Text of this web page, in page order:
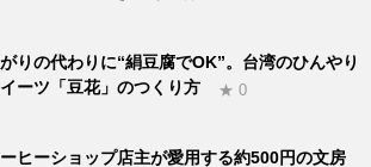
りの代わりに“絹豆腐でOK”。台湾のひんやり
ーツ「豆花」のつくり方
★ 0
ヒーショップ店主が愛用する約500円の文房